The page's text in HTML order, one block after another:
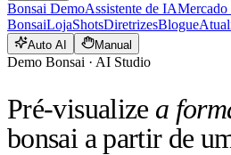
Bonsai DemoAssistente de IAMercado
BonsaiLojaShotsDiretrizesBlogue
Auto AI Manual
Demo Bonsai · AI Studio
Pré-visualize a
bonsai a partir de